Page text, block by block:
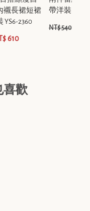
襯長裙短裙
YS6-2360
610
帶洋裝 YS6-
NT$ 540
喜歡